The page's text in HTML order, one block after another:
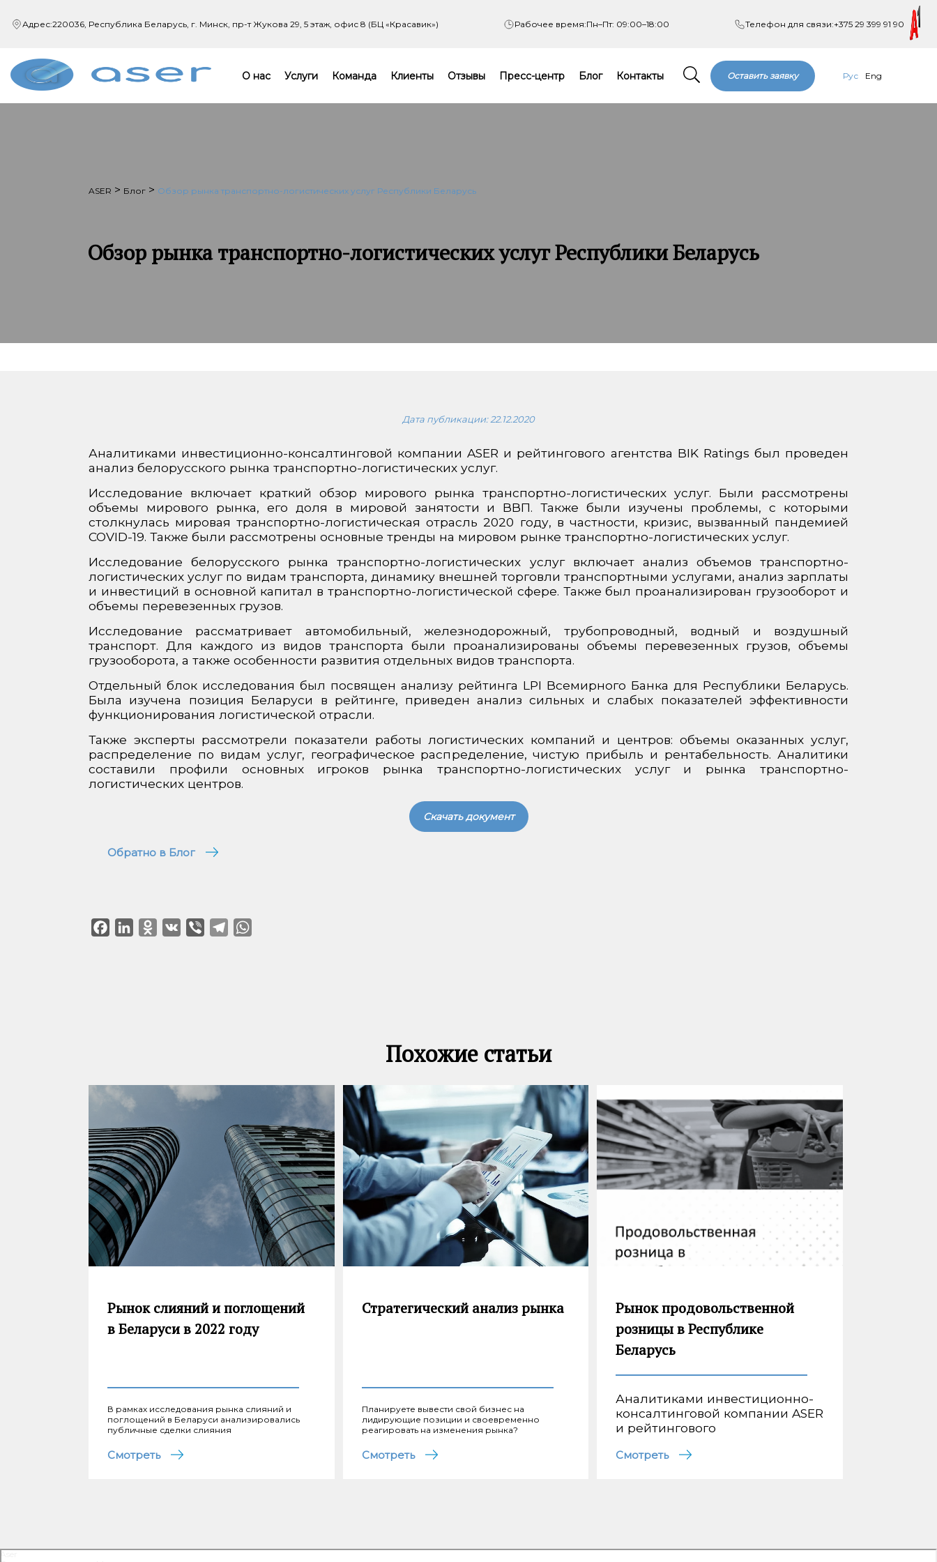
Адрес:220036, Республика Беларусь, г. Минск, пр-т Жукова 29, 5 этаж, офис 8 (БЦ «Красавик») Рабочее время:Пн–Пт: 09:00–18:00 Телефон для связи:+375 29 399 91 90
О нас Услуги Команда Клиенты Отзывы Пресс-центр Блог Контакты Оставить заявку Рус Eng
ASER > Блог > Обзор рынка транспортно-логистических услуг Республики Беларусь
Обзор рынка транспортно-логистических услуг Республики Беларусь
Дата публикации:22.12.2020
Аналитиками инвестиционно-консалтинговой компании ASER и рейтингового агентства BIK Ratings был проведен
анализ белорусского рынка транспортно-логистических услуг.
Исследование включает краткий обзор мирового рынка транспортно-логистических услуг. Были рассмотрены
объемы мирового рынка, его доля в мировой занятости и ВВП. Также были изучены проблемы, с которыми
столкнулась мировая транспортно-логистическая отрасль 2020 году, в частности, кризис, вызванный пандемией
COVID-19. Также были рассмотрены основные тренды на мировом рынке транспортно-логистических услуг.
Исследование белорусского рынка транспортно-логистических услуг включает анализ объемов транспортно-
логистических услуг по видам транспорта, динамику внешней торговли транспортными услугами, анализ зарплаты
и инвестиций в основной капитал в транспортно-логистической сфере. Также был проанализирован грузооборот и
объемы перевезенных грузов.
Исследование рассматривает автомобильный, железнодорожный, трубопроводный, водный и воздушный
транспорт. Для каждого из видов транспорта были проанализированы объемы перевезенных грузов, объемы
грузооборота, а также особенности развития отдельных видов транспорта.
Отдельный блок исследования был посвящен анализу рейтинга LPI Всемирного Банка для Республики Беларусь.
Была изучена позиция Беларуси в рейтинге, приведен анализ сильных и слабых показателей эффективности
функционирования логистической отрасли.
Также эксперты рассмотрели показатели работы логистических компаний и центров: объемы оказанных услуг,
распределение по видам услуг, географическое распределение, чистую прибыль и рентабельность. Аналитики
составили профили основных игроков рынка транспортно-логистических услуг и рынка транспортно-
логистических центров.
Скачать документ
Обратно в Блог
FacebookLinkedInOdnoklassniki
VK Viber Telegram
Похожие статьи
Рынок слияний и поглощений
в Беларуси в 2022 году
В рамках исследования рынка слияний и
поглощений в Беларуси анализировались
публичные сделки слияния
Смотреть
Стратегический анализ рынка
Планируете вывести свой бизнес на
лидирующие позиции и своевременно
реагировать на изменения рынка?
Смотреть
Рынок продовольственной
розницы в Республике
Беларусь
Аналитиками инвестиционно-
консалтинговой компании ASER
и рейтингового
Смотреть